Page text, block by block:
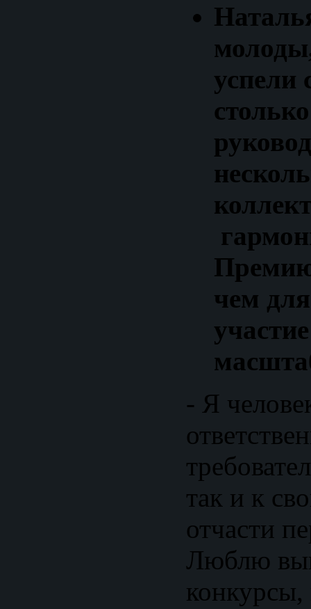
успели
чем
- Я
так и к
отчасти
Люблю
конкурсы,